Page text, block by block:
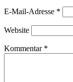
E-Mail-Adresse *
Website
Kommentar *